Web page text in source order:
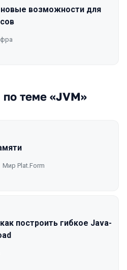
новые возможности для
теме «JVM»
Мир Plat.Form
построить гибкое Java-